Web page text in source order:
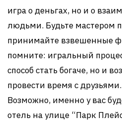
игра о деньгах, но и о
людьми. Будьте мастером
принимайте взвешенные
помните: игральный
способ стать богаче, но и
провести время с
Возможно, именно у вас
отель на улице “Парк